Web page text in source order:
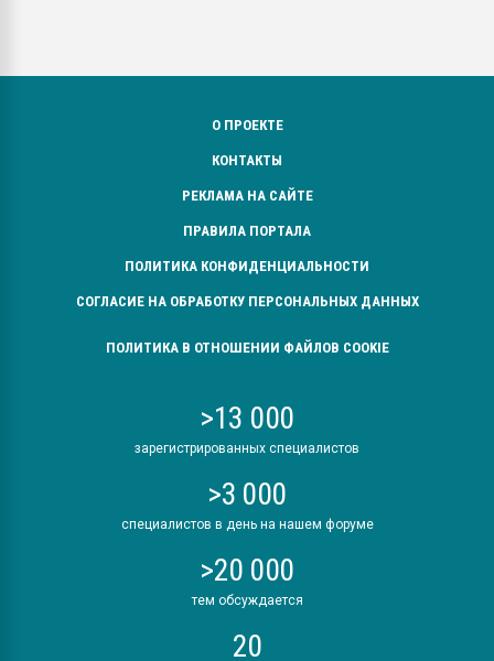
О ПРОЕКТЕ
КОНТАКТЫ
РЕКЛАМА НА САЙТЕ
ПРАВИЛА ПОРТАЛА
ПОЛИТИКА КОНФИДЕНЦИАЛЬНОСТИ
СОГЛАСИЕ НА ОБРАБОТКУ ПЕРСОНАЛЬНЫХ ДАННЫХ
ПОЛИТИКА В ОТНОШЕНИИ ФАЙЛОВ COOKIE
>13 000
зарегистрированных специалистов
>3 000
специалистов в день на нашем форуме
>20 000
тем обсуждается
20